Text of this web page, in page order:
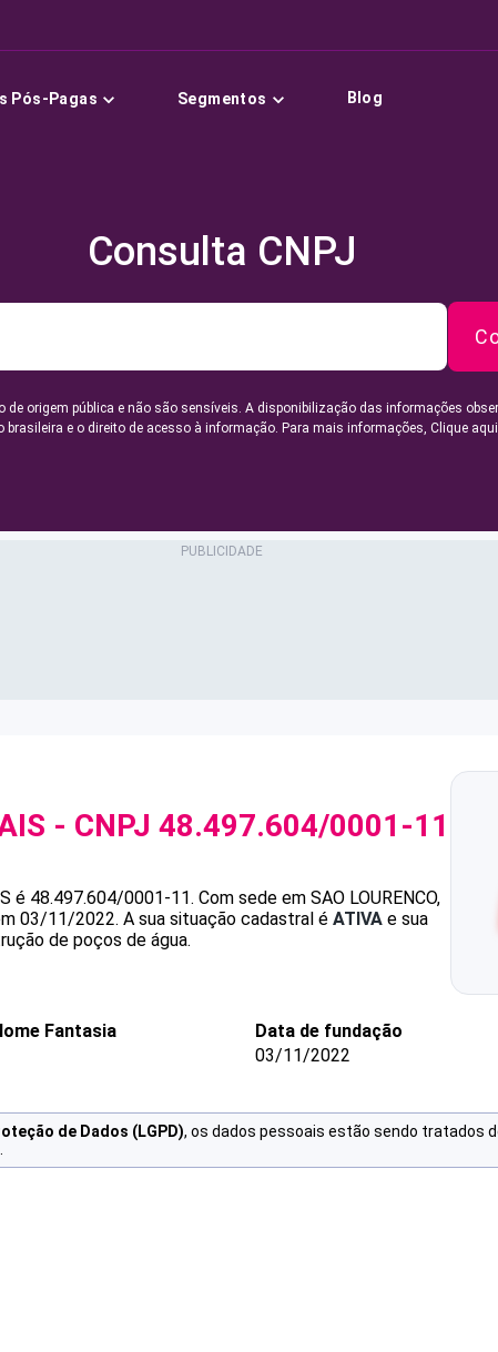
Pós-Pagas Segmentos Blog
Consulta CNPJ
de origem pública e não são sensíveis. A disponibilização das informações
brasileira e o direito de acesso à informação. Para mais informações, Clique
- CNPJ 48.497.604/0001-11
é 48.497.604/0001-11. Com sede em SAO LOURENCO,
03/11/2022. A sua situação cadastral é ATIVA e sua
de poços de água.
Fantasia
Data de fundação
03/11/2022
de Dados (LGPD), os dados pessoais estão sendo tratados